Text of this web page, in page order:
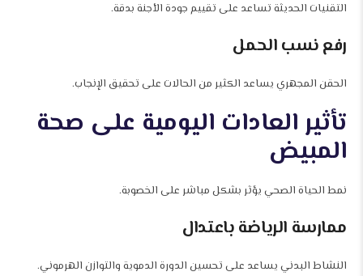
التقنيات الحديثة تساعد على تقييم جودة الأجنة بدقة.
رفع نسب الحمل
الحقن المجهري يساعد الكثير من الحالات على تحقيق الإنجاب.
تأثير العادات اليومية على صحة
المبيض
نمط الحياة الصحي يؤثر بشكل مباشر على الخصوبة.
ممارسة الرياضة باعتدال
النشاط البدني يساعد على تحسين الدورة الدموية والتوازن الهرموني.